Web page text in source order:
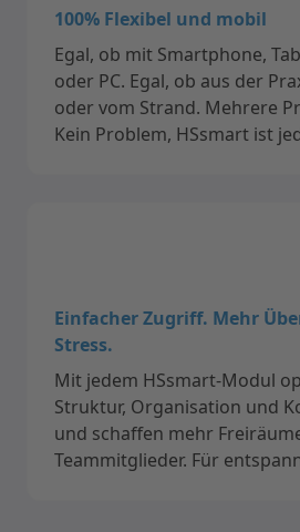
100% Flexibel und mobil
Egal, ob mit Smartphone,
oder PC. Egal, ob aus der
oder vom Strand. Mehrere
Kein Problem, HSsmart ist
Einfacher Zugriff. Mehr
Stress.
Mit jedem HSsmart-Modul
Struktur, Organisation und
und schaffen mehr
Teammitglieder. Für